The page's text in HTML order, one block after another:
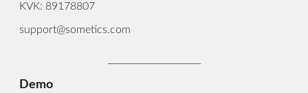
KVK: 89178807
support@sometics.com
Demo